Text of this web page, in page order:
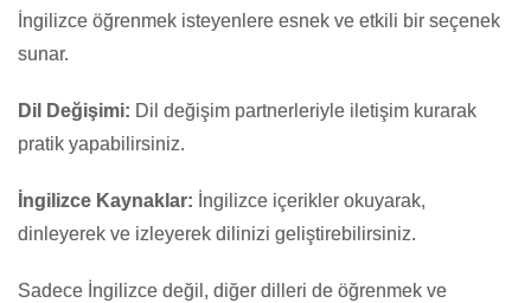
İngilizce öğrenmek isteyenlere esnek ve etkili bir seçenek
sunar.
Dil Değişimi: Dil değişim partnerleriyle iletişim kurarak
pratik yapabilirsiniz.
İngilizce Kaynaklar: İngilizce içerikler okuyarak,
dinleyerek ve izleyerek dilinizi geliştirebilirsiniz.
Sadece İngilizce değil, diğer dilleri de öğrenmek ve